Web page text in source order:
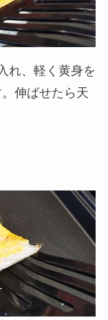
れ、軽く黄身を
伸ばせたら天